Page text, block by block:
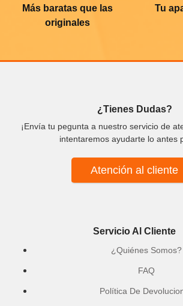
Más baratas que las
originales
Tu
¿Tienes Dudas?
¡Envía tu pegunta a nuestro servicio de
intentaremos ayudarte lo antes
Atención al cliente
Servicio Al Cliente
¿Quiénes Somos?
FAQ
Política De